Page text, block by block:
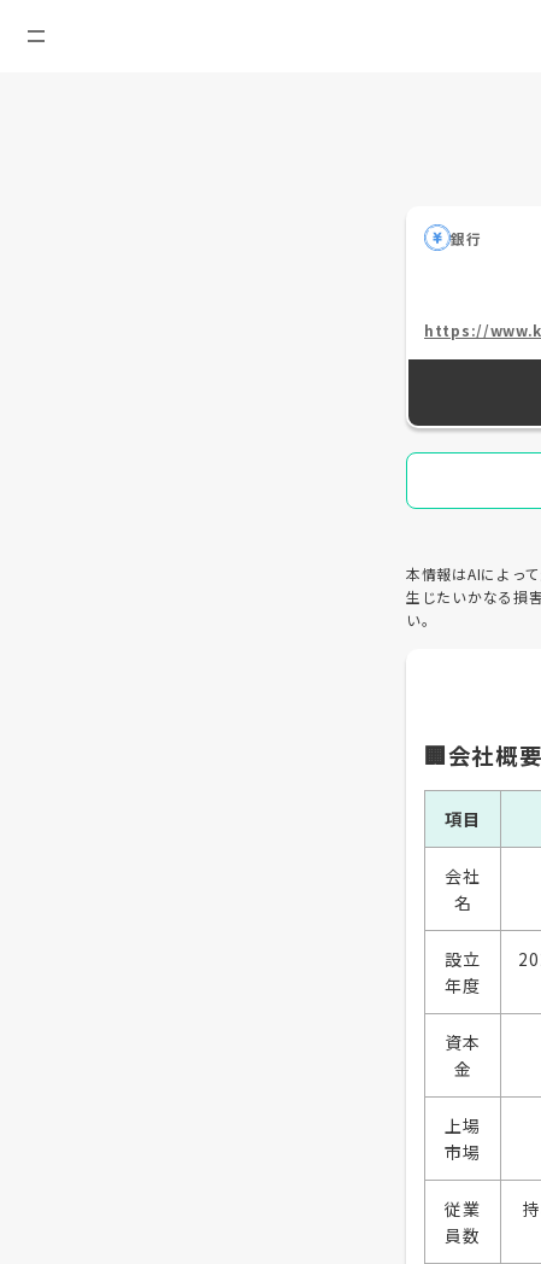
銀行
https://
本情報はAIによっ
生じたいかなる損
い。
🏢会社概要
項目
会社
名
設立
年度
資本
金
上場
市場
従業
員数